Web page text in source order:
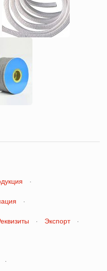
·
·
· Экспорт ·
·